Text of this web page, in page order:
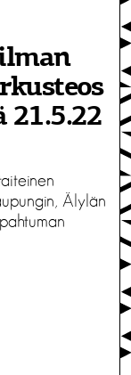
21.5.22
Älylän